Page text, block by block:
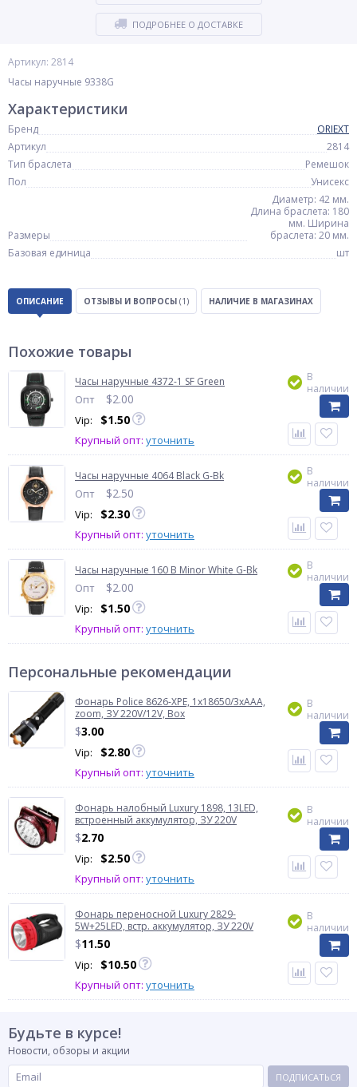
Артикул: 2814
Часы наручные 9338G
ПОДРОБНЕЕ О ДОСТАВКЕ
Характеристики
Бренд
ORIEXT
Артикул
2814
Тип браслета
Ремешок
Пол
Унисекс
Размеры
Диаметр: 42 мм.
Длина браслета: 180
мм. Ширина
браслета: 20 мм.
Базовая единица
шт
ОПИСАНИЕ ОТЗЫВЫ И ВОПРОСЫ (1) НАЛИЧИЕ В МАГАЗИНАХ
Похожие товары
Часы наручные 4372-1 SF Green
Опт $2.00
Vip: $1.50
Крупный опт: уточнить
В
наличии
Часы наручные 4064 Black G-Bk
Опт $2.50
Vip: $2.30
Крупный опт: уточнить
В
наличии
Часы наручные 160 B Minor White G-Bk
Опт $2.00
Vip: $1.50
Крупный опт: уточнить
В
наличии
Персональные рекомендации
Фонарь Police 8626-XPE, 1х18650/3xAAA,
zoom, ЗУ 220V/12V, Box
$3.00
Vip: $2.80
Крупный опт: уточнить
В
наличии
Фонарь налобный Luxury 1898, 13LED,
встроенный аккумулятор, ЗУ 220V
$2.70
Vip: $2.50
Крупный опт: уточнить
В
наличии
Фонарь переносной Luxury 2829-
5W+25LED, встр. аккумулятор, ЗУ 220V
$11.50
Vip: $10.50
Крупный опт: уточнить
В
наличии
Будьте в курсе!
Новости, обзоры и акции
ПОДПИСАТЬСЯ